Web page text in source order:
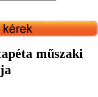
műszaki